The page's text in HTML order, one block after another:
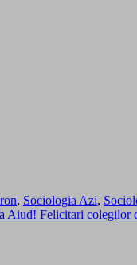
, Sociologia Azi,
Felicitari